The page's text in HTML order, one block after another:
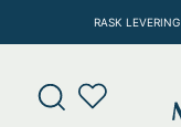
rett
innholdet
RASK LEVERING
Products
search